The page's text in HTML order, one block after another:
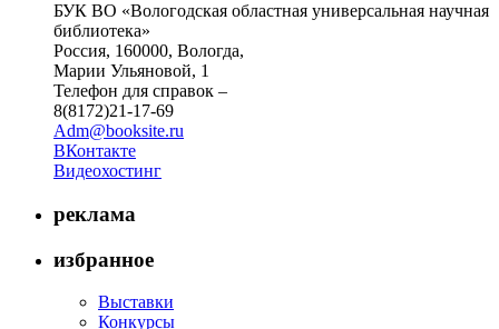
БУК ВО «Вологодская областная универсальная научная
библиотека»
Россия, 160000, Вологда,
Марии Ульяновой, 1
Телефон для справок –
8(8172)21-17-69
Adm@booksite.ru
ВКонтакте
Видеохостинг
реклама
избранное
Выставки
Конкурсы